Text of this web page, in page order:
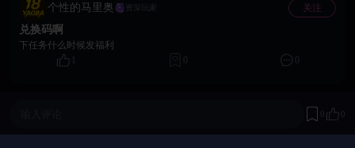
个性的马里奥 资深玩家 关注
兑换码啊
下任务什么时候发福利
0 0
0 0